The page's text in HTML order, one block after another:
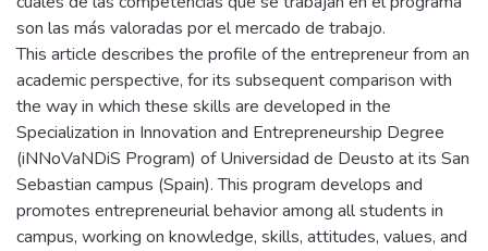
son las más valoradas por el mercado de trabajo.
This article describes the profile of the entrepreneur from an
academic perspective, for its subsequent comparison with
the way in which these skills are developed in the
Specialization in Innovation and Entrepreneurship Degree
(iNNoVaNDiS Program) of Universidad de Deusto at its San
Sebastian campus (Spain). This program develops and
promotes entrepreneurial behavior among all students in
campus, working on knowledge, skills, attitudes, values, and